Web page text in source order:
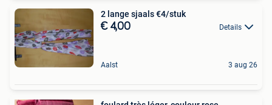
2 lange sjaals €4/stuk
€ 4,00 Details
Aalst 3 aug 26